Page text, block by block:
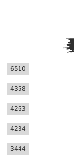
6510
4358
4263
4234
3444